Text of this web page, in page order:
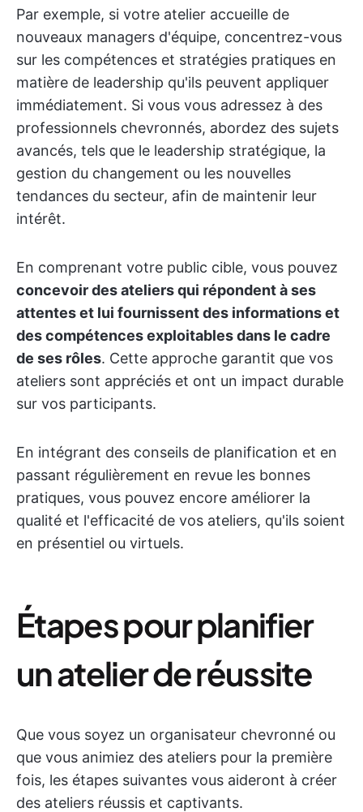
Par exemple, si votre atelier accueille de
nouveaux managers d'équipe, concentrez-vous
sur les compétences et stratégies pratiques en
matière de leadership qu'ils peuvent appliquer
immédiatement. Si vous vous adressez à des
professionnels chevronnés, abordez des sujets
avancés, tels que le leadership stratégique, la
gestion du changement ou les nouvelles
tendances du secteur, afin de maintenir leur
intérêt.
En comprenant votre public cible, vous pouvez
concevoir des ateliers qui répondent à ses
attentes et lui fournissent des informations et
des compétences exploitables dans le cadre
de ses rôles. Cette approche garantit que vos
ateliers sont appréciés et ont un impact durable
sur vos participants.
En intégrant des conseils de planification et en
passant régulièrement en revue les bonnes
pratiques, vous pouvez encore améliorer la
qualité et l'efficacité de vos ateliers, qu'ils soient
en présentiel ou virtuels.
Étapes pour planifier
un atelier de réussite
Que vous soyez un organisateur chevronné ou
que vous animiez des ateliers pour la première
fois, les étapes suivantes vous aideront à créer
des ateliers réussis et captivants.